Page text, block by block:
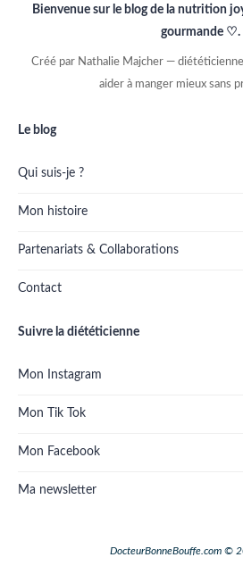
Bienvenue sur le blog de la nutrition
gourmande ♡.
Créé par Nathalie Majcher —
aider à manger mieux sans
Le blog
Qui suis-je ?
Mon histoire
Partenariats & Collaborations
Contact
Suivre la diététicienne
Mon Instagram
Mon Tik Tok
Mon Facebook
Ma newsletter
DocteurBonneBouffe.com ©